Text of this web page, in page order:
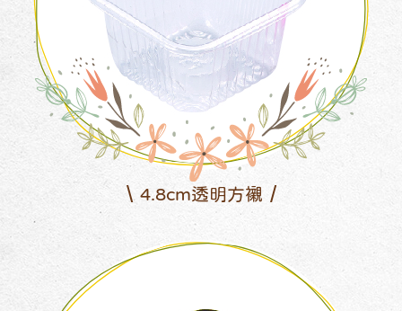
4.8cm透明方襯